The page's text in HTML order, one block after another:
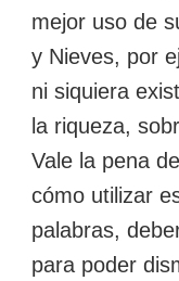
mejor uso de
y Nieves, por
ni siquiera
la riqueza,
Vale la pena
cómo utilizar
palabras,
para poder